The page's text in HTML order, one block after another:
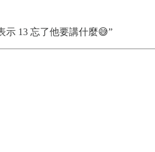
示 13 忘了他要講什麼😅”